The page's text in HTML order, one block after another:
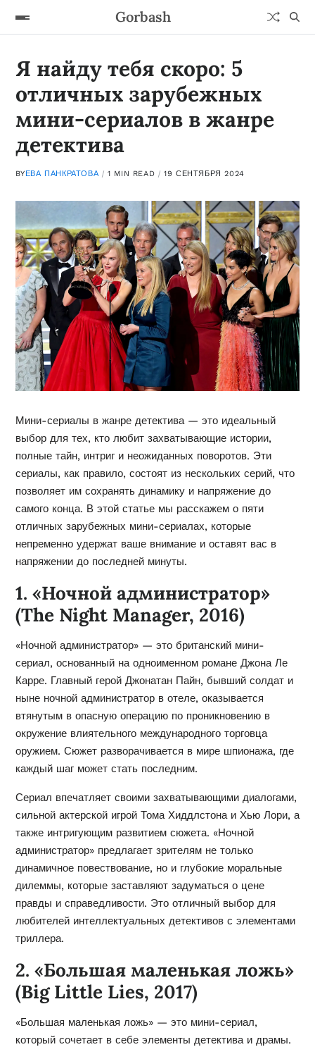
Gorbash
Я найду тебя скоро: 5
отличных зарубежных
мини-сериалов в жанре
детектива
BYЕВА ПАНКРАТОВА 1 MIN READ 19 СЕНТЯБРЯ 2024
Мини-сериалы в жанре детектива — это идеальный
выбор для тех, кто любит захватывающие истории,
полные тайн, интриг и неожиданных поворотов. Эти
сериалы, как правило, состоят из нескольких серий, что
позволяет им сохранять динамику и напряжение до
самого конца. В этой статье мы расскажем о пяти
отличных зарубежных мини-сериалах, которые
непременно удержат ваше внимание и оставят вас в
напряжении до последней минуты.
1. «Ночной администратор»
(The Night Manager, 2016)
«Ночной администратор» — это британский мини-
сериал, основанный на одноименном романе Джона Ле
Карре. Главный герой Джонатан Пайн, бывший солдат и
ныне ночной администратор в отеле, оказывается
втянутым в опасную операцию по проникновению в
окружение влиятельного международного торговца
оружием. Сюжет разворачивается в мире шпионажа, где
каждый шаг может стать последним.
Сериал впечатляет своими захватывающими диалогами,
сильной актерской игрой Тома Хиддлстона и Хью Лори, а
также интригующим развитием сюжета. «Ночной
администратор» предлагает зрителям не только
динамичное повествование, но и глубокие моральные
дилеммы, которые заставляют задуматься о цене
правды и справедливости. Это отличный выбор для
любителей интеллектуальных детективов с элементами
триллера.
2. «Большая маленькая ложь»
(Big Little Lies, 2017)
«Большая маленькая ложь» — это мини-сериал,
который сочетает в себе элементы детектива и драмы.